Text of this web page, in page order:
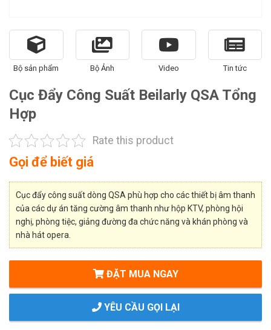
Bộ sản phẩm Bộ Ảnh Video Tin tức
Cục Đẩy Công Suất Beilarly QSA Tổng
Hợp
Rate this product
Gọi để biết giá
Cục đẩy công suất dòng QSA phù hợp cho các thiết bị âm thanh
của các dự án tăng cường âm thanh như hộp KTV, phòng hội
nghị, phòng tiệc, giảng đường đa chức năng và khán phòng và
nhà hát opera.
ĐẶT MUA NGAY
YÊU CẦU GỌI LẠI